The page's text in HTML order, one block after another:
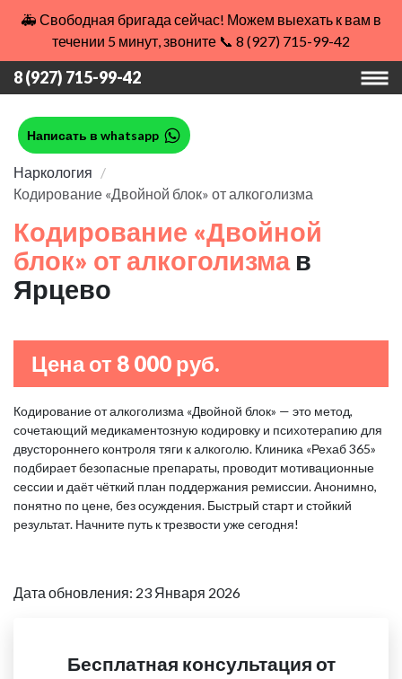
🚑 Свободная бригада сейчас! Можем выехать к вам в
течении 5 минут, звоните 📞 8 (927) 715-99-42
8 (927) 715-99-42
Написать в whatsapp
Наркология
Кодирование «Двойной блок» от алкоголизма
Кодирование «Двойной
блок» от алкоголизма в
Ярцево
Цена от 8 000 руб.
Кодирование от алкоголизма «Двойной блок» — это метод,
сочетающий медикаментозную кодировку и психотерапию для
двустороннего контроля тяги к алкоголю. Клиника «Рехаб 365»
подбирает безопасные препараты, проводит мотивационные
сессии и даёт чёткий план поддержания ремиссии. Анонимно,
понятно по цене, без осуждения. Быстрый старт и стойкий
результат. Начните путь к трезвости уже сегодня!
Дата обновления: 23 Января 2026
Бесплатная консультация от